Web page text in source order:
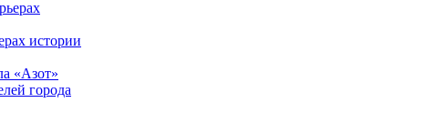
истории